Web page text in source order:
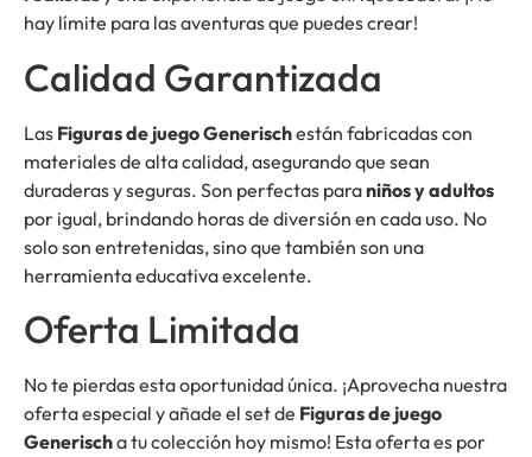
hay límite para las aventuras que puedes crear!
Calidad Garantizada
Las Figuras de juego Generischestán fabricadas con
materiales de alta calidad, asegurando que sean
duraderas y seguras. Son perfectas paraniños y adultos
por igual, brindando horas de diversión en cada uso. No
solo son entretenidas, sino que también son una
herramienta educativa excelente.
Oferta Limitada
No te pierdas esta oportunidad única. ¡Aprovecha nuestra
oferta especial y añade el set de Figuras de juego
Generischa tu colección hoy mismo! Esta oferta es por